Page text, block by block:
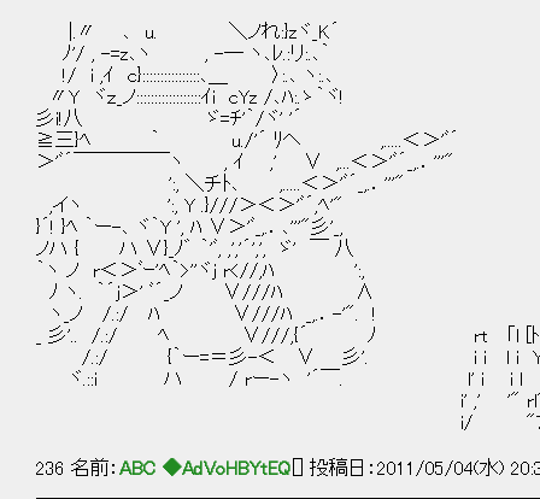
|.〃 ､ u. ＼ノれ:}zヾ_K´
ﾉ'/ , -=z､ヽ , -― ヽ､ﾚ.:リ:.､｀
!/ i ,ｲ c}::::::::::::::::､＿ 〉:.､ ヽ:.､
〃Y ヾｚ_ノ::::::::::::::::::ｲi cYz /､ﾊ:.ゝ｀ヾ!
彡i!八 ゞ=ﾁ'｀/ヾ' '´
≧三}ﾍ ｀ u./'´ ﾘヘ ,.....＜＞'ﾞ´ そ
＞'ﾞ´￣￣￣￣￣ヽ , ｲ ,' ∨ ,...＜＞'ﾞ´_,.．'''"
':, ＼チﾄ､ ,.....＜＞'ﾞ´_,.．'''"
,イヽ ':, Y .}///＞＜＞'ﾞ´,ﾍ'"
}´! }ﾍ ｀ー-､ ヾ｀Y ', ﾊ ∨＞'ﾞ_,.．､'''"彡'_,
ノハ { ハ ∨}_ﾉ゛ ｀'ﾞ, ,','´',', ゞ' ￣ 八
｀ヽ ノ r＜＞ﾞｰ'ﾍ｀>''ヾj r<//,ﾊ ':,
ﾉ ヽ. ｀´j＞' ﾞ´_ノ ∨///ﾊ ∧
ヽ_ノ /.:/ ﾊ ∨///ﾊ _,.．-'". !
_ 彡'.. /.:/ ﾍ ∨///,{´ ﾉ rt ｢l [ﾄ
/.:/ {｀ー=＝彡-＜ ∨ 彡'. i i l i
ヾ.::i ハ / rー-ヽ '´￣. l' i i l
i' ,' '" rl^ﾚ
i/
236 名前： ABC ◆AdVoHBYtEQ [] 投稿日：2011/05/04(水)